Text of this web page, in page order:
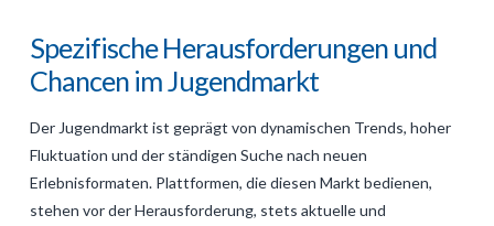
Spezifische Herausforderungen und
Chancen im Jugendmarkt
Der Jugendmarkt ist geprägt von dynamischen Trends, hoher
Fluktuation und der ständigen Suche nach neuen
Erlebnisformaten. Plattformen, die diesen Markt bedienen,
stehen vor der Herausforderung, stets aktuelle und